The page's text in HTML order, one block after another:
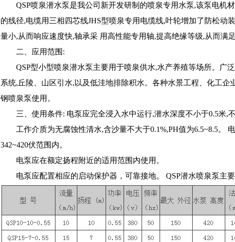
QSP喷泉潜水泵是我公司新开发研制的喷泉专用水泵,该泵电机
的线径,电缆用三相四芯线JHS型喷泉专用电缆线,叶轮增加了防松
量小,从而响应速度快,轴承采 用高性能专用轴,提高绝缘等级,从而满
二、应用范围:
QSP型小型喷泉潜水泵主要用于喷泉供水,水产养殖等场所。广
系统,丘陵、山区引水,以及低洼地排除积水。各种水景工程、化工
钢喷泉泵使用。
三、使用条件: 电泵应完全浸入水中运行,潜水深度不小于0.5米,
工作介质为无腐蚀性清水,含沙量不大于0.1%,PH值为6.5~8.5。
342~420伏范围内。
电泵应在额定扬程附近的适用范围内使用。
电泵应配置相应的启动保护器，可靠接地。 QSP潜水喷泉泵主要